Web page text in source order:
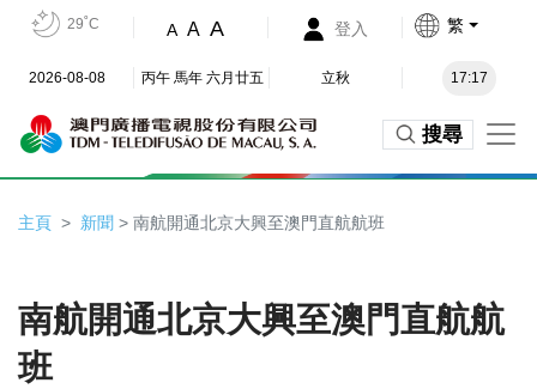
29˚C A A A 登入 繁
2026-08-08 丙午 馬年 六月廿五 立秋 17:17
搜尋
主頁 新聞 > 南航開通北京大興至澳門直航航班
南航開通北京大興至澳門直航航
班